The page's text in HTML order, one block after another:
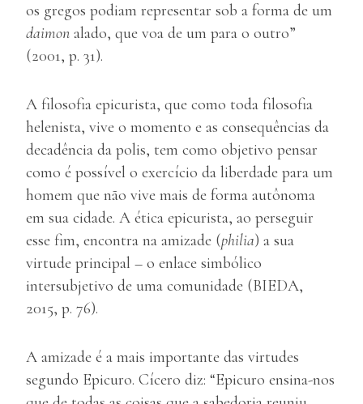
os gregos podiam representar sob a forma de um
daimon alado, que voa de um para o outro”
(2001, p. 31).
A filosofia epicurista, que como toda filosofia
helenista, vive o momento e as consequências da
decadência da polis, tem como objetivo pensar
como é possível o exercício da liberdade para um
homem que não vive mais de forma autônoma
em sua cidade. A ética epicurista, ao perseguir
esse fim, encontra na amizade (philia) a sua
virtude principal – o enlace simbólico
intersubjetivo de uma comunidade (BIEDA,
2015, p. 76).
A amizade é a mais importante das virtudes
segundo Epicuro. Cícero diz: “Epicuro ensina-nos